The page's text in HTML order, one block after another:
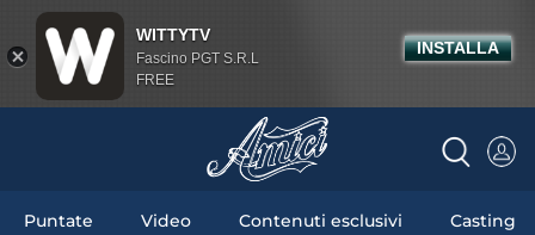
Puntate Video Contenuti esclusivi Casting
WITTYTV
Fascino PGT S.R.L
FREE
INSTALLA